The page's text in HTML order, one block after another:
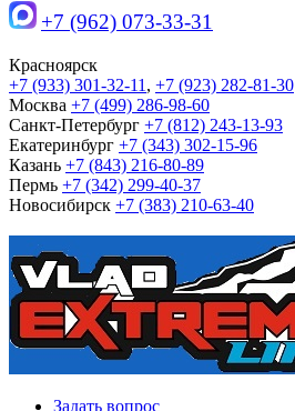
+7 (962) 073-33-31
Красноярск
+7 (933) 301-32-11 , +7 (923) 282-81-30
Москва +7 (499) 286-98-60
Санкт-Петербург +7 (812) 243-13-93
Екатеринбург +7 (343) 302-15-96
Казань +7 (843) 216-80-89
Пермь +7 (342) 299-40-37
Новосибирск +7 (383) 210-63-40
Задать вопрос